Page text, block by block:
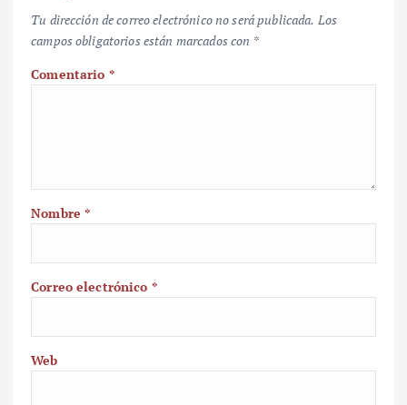
Tu dirección de correo electrónico no será publicada. Los
campos obligatorios están marcados con *
Comentario *
Nombre*
Correo electrónico *
Web